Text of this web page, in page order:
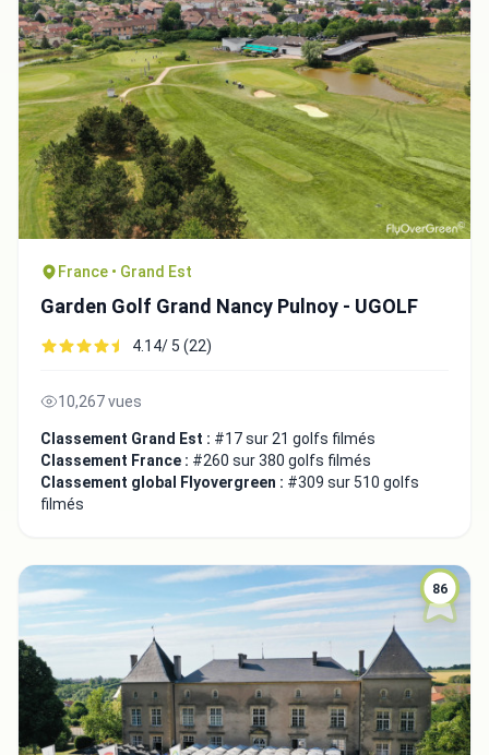
France • Grand Est
Garden Golf Grand Nancy Pulnoy - UGOLF
4.14/ 5 (22)
10,267 vues
Classement Grand Est : #17 sur 21 golfs filmés
Classement France : #260 sur 380 golfs filmés
Classement global Flyovergreen : #309 sur 510 golfs
filmés
86